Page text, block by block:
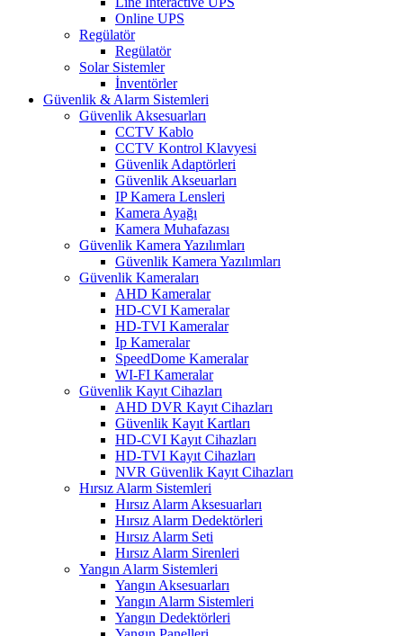
Online UPS
Regülatör
Regülatör
Solar Sistemler
İnventörler
Güvenlik & Alarm Sistemleri
Güvenlik Aksesuarları
CCTV Kablo
CCTV Kontrol Klavyesi
Güvenlik Adaptörleri
Güvenlik Akseuarları
IP Kamera Lensleri
Kamera Ayağı
Kamera Muhafazası
Güvenlik Kamera Yazılımları
Güvenlik Kamera Yazılımları
Güvenlik Kameraları
AHD Kameralar
HD-CVI Kameralar
HD-TVI Kameralar
Ip Kameralar
SpeedDome Kameralar
WI-FI Kameralar
Güvenlik Kayıt Cihazları
AHD DVR Kayıt Cihazları
Güvenlik Kayıt Kartları
HD-CVI Kayıt Cihazları
HD-TVI Kayıt Cihazları
NVR Güvenlik Kayıt Cihazları
Hırsız Alarm Sistemleri
Hırsız Alarm Aksesuarları
Hırsız Alarm Dedektörleri
Hırsız Alarm Seti
Hırsız Alarm Sirenleri
Yangın Alarm Sistemleri
Yangın Aksesuarları
Yangın Alarm Sistemleri
Yangın Dedektörleri